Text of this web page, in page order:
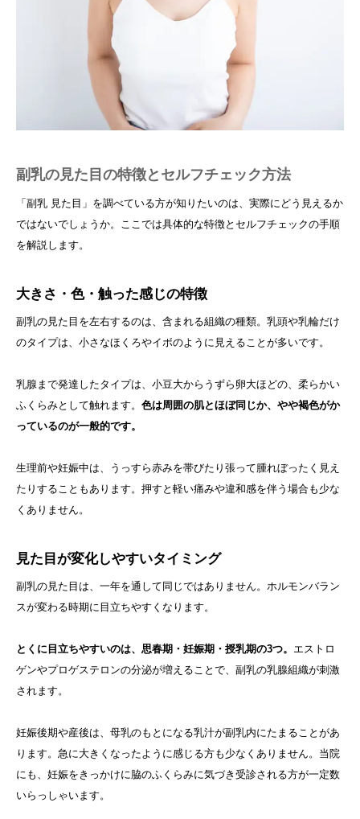
副乳の見た目の特徴とセルフチェック方法
「副乳 見た目」を調べている方が知りたいのは、実際にどう見えるか
ではないでしょうか。ここでは具体的な特徴とセルフチェックの手順
を解説します。
大きさ・色・触った感じの特徴
副乳の見た目を左右するのは、含まれる組織の種類。乳頭や乳輪だけ
のタイプは、小さなほくろやイボのように見えることが多いです。
乳腺まで発達したタイプは、小豆大からうずら卵大ほどの、柔らかい
ふくらみとして触れます。 色は周囲の肌とほぼ同じか、やや褐色がか
っているのが一般的です。
生理前や妊娠中は、うっすら赤みを帯びたり張って腫れぼったく見え
たりすることもあります。押すと軽い痛みや違和感を伴う場合も少な
くありません。
見た目が変化しやすいタイミング
副乳の見た目は、一年を通して同じではありません。ホルモンバラン
スが変わる時期に目立ちやすくなります。
とくに目立ちやすいのは、思春期・妊娠期・授乳期の3つ。 エストロ
ゲンやプロゲステロンの分泌が増えることで、副乳の乳腺組織が刺激
されます。
妊娠後期や産後は、母乳のもとになる乳汁が副乳内にたまることがあ
ります。急に大きくなったように感じる方も少なくありません。当院
にも、妊娠をきっかけに脇のふくらみに気づき受診される方が一定数
いらっしゃいます。